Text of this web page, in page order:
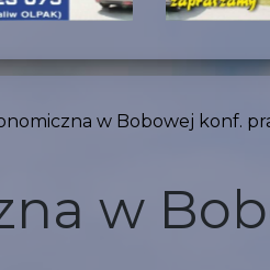
w Bobowej konf.
w